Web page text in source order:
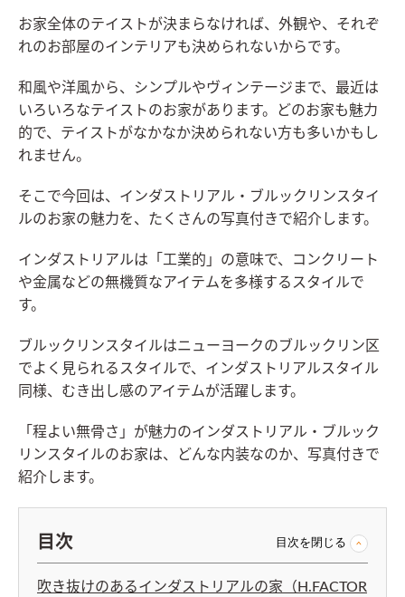
お家全体のテイストが決まらなければ、外観や、それぞ
れのお部屋のインテリアも決められないからです。
和風や洋風から、シンプルやヴィンテージまで、最近は
いろいろなテイストのお家があります。どのお家も魅力
的で、テイストがなかなか決められない方も多いかもし
れません。
そこで今回は、インダストリアル・ブルックリンスタイ
ルのお家の魅力を、たくさんの写真付きで紹介します。
インダストリアルは「工業的」の意味で、コンクリート
や金属などの無機質なアイテムを多様するスタイルで
す。
ブルックリンスタイルはニューヨークのブルックリン区
でよく見られるスタイルで、インダストリアルスタイル
同様、むき出し感のアイテムが活躍します。
「程よい無骨さ」が魅力のインダストリアル・ブルック
リンスタイルのお家は、どんな内装なのか、写真付きで
紹介します。
目次 目次を閉じる
吹き抜けのあるインダストリアルの家（H.FACTOR